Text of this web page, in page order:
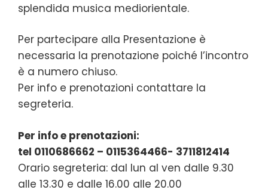
splendida musica mediorientale.
Per partecipare alla Presentazione è
necessaria la prenotazione poiché l’incontro
è a numero chiuso.
Per info e prenotazioni contattare la
segreteria.
Per info e prenotazioni:
tel 0110686662 – 0115364466- 3711812414
Orario segreteria: dal lun al ven dalle 9.30
alle 13.30 e dalle 16.00 alle 20.00